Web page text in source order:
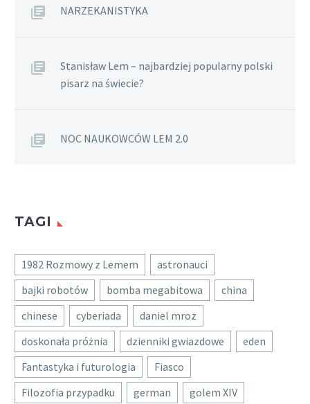
NARZEKANISTYKA
Stanisław Lem – najbardziej popularny polski
pisarz na świecie?
NOC NAUKOWCÓW LEM 2.0
TAGI
1982 Rozmowy z Lemem
astronauci
bajki robotów
bomba megabitowa
china
chinese
cyberiada
daniel mroz
doskonała próżnia
dzienniki gwiazdowe
eden
Fantastyka i futurologia
Fiasco
Filozofia przypadku
german golem XIV